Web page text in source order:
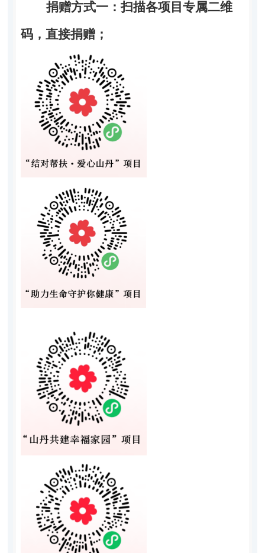
捐赠方式一：扫描各项目专属二维
码，直接捐赠；